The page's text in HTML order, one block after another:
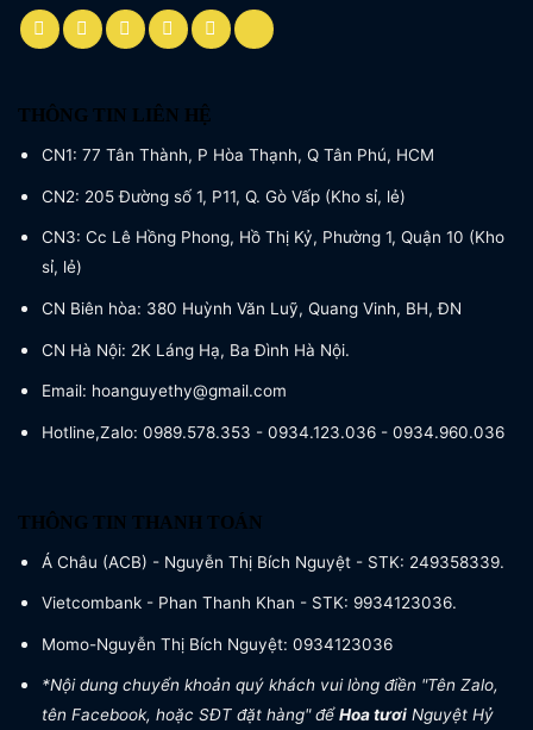
THÔNG TIN LIÊN HỆ
CN1: 77 Tân Thành, P Hòa Thạnh, Q Tân Phú, HCM
CN2: 205 Đường số 1, P11, Q. Gò Vấp (Kho sỉ, lẻ)
CN3: Cc Lê Hồng Phong, Hồ Thị Kỷ, Phường 1, Quận 10 (Kho
sỉ, lẻ)
CN Biên hòa: 380 Huỳnh Văn Luỹ, Quang Vinh, BH, ĐN
CN Hà Nội: 2K Láng Hạ, Ba Đình Hà Nội.
Email: hoanguyethy@gmail.com
Hotline,Zalo: 0989.578.353 - 0934.123.036 - 0934.960.036
THÔNG TIN THANH TOÁN
Á Châu (ACB) - Nguyễn Thị Bích Nguyệt - STK: 249358339.
Vietcombank - Phan Thanh Khan - STK: 9934123036.
Momo-Nguyễn Thị Bích Nguyệt: 0934123036
*Nội dung chuyển khoản quý khách vui lòng điền "Tên Zalo,
tên Facebook, hoặc SĐT đặt hàng" đểHoa tươi Nguyệt Hỷ